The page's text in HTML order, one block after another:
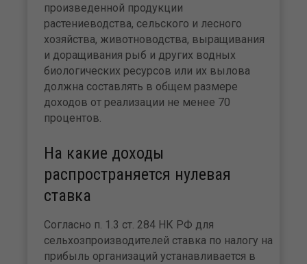
произведенной продукции
растениеводства, сельского и лесного
хозяйства, животноводства, выращивания
и доращивания рыб и других водных
биологических ресурсов или их вылова
должна составлять в общем размере
доходов от реализации не менее 70
процентов.
На какие доходы
распространяется нулевая
ставка
Согласно п. 1.3 ст. 284 НК РФ для
сельхозпроизводителей ставка по налогу на
прибыль организаций устанавливается в